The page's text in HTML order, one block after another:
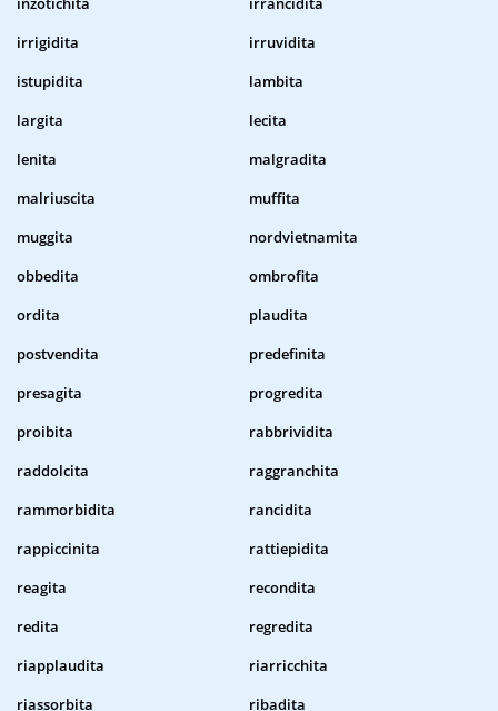
irrigidita
irruvidita
istupidita
lambita
largita
lecita
lenita
malgradita
malriuscita
muffita
muggita
nordvietnamita
obbedita
ombrofita
ordita
plaudita
postvendita
predefinita
presagita
progredita
proibita
rabbrividita
raddolcita
raggranchita
rammorbidita
rancidita
rappiccinita
rattiepidita
reagita
recondita
redita
regredita
riapplaudita
riarricchita
riassorbita
ribadita